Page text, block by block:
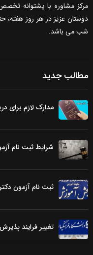
مرکز مشاوره با پشتوانه
شب می باشد.
مطالب جدید
مدارک لازم برای
شرایط ثبت نام
ثبت نام آزمون
تغییر فرایند پذیرش